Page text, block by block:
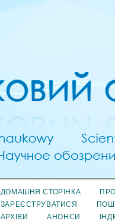
ДОМАШНЯ СТОРІНКА
ЗАРЕЄСТРУВАТИСЯ
АРХІВИ
АНОНСИ